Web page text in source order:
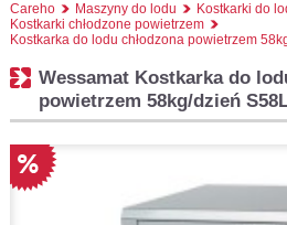
Careho Maszyny do lodu
Kostkarki do
Kostkarki chłodzone powietrzem
Kostkarka do lodu chłodzona powietrzem
Wessamat Kostkarka do
powietrzem 58kg/dzień